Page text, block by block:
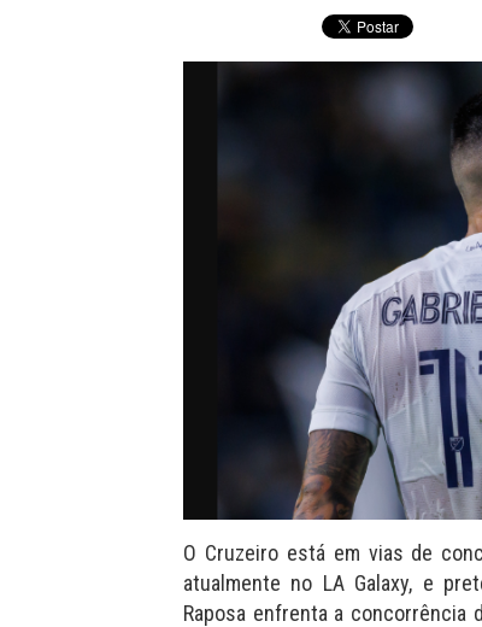
O Cruzeiro está em vias de
atualmente no LA Galaxy, e
Raposa enfrenta a concorrência